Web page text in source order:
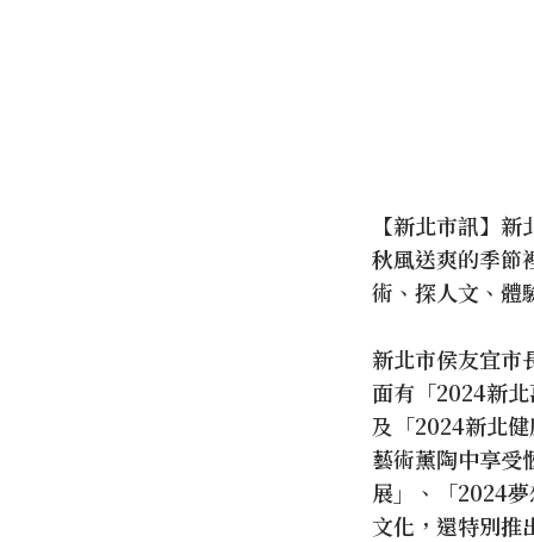
【新北市訊】
秋風送爽的季節
術、探人文、體
新北市侯友宜市
面有「2024新
及「2024新北
藝術薰陶中享受
展」、「2024
文化，還特別推